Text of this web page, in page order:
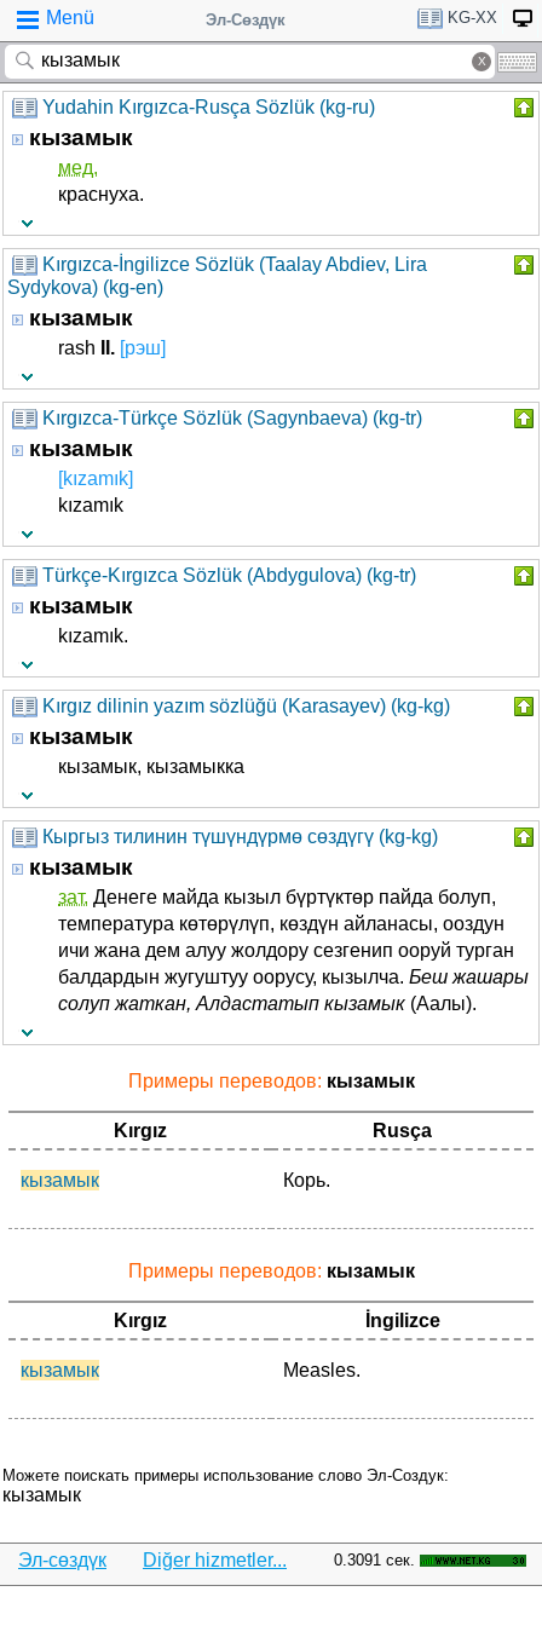
Menü Эл-Сөздүк KG-XX
Yudahin Kırgızca-Rusça Sözlük (kg-ru)
кызамык
мед.
краснуха.
Kırgızca-İngilizce Sözlük (Taalay Abdiev, Lira
Sydykova) (kg-en)
кызамык
rash II. [рэш]
Kırgızca-Türkçe Sözlük (Sagynbaeva) (kg-tr)
кызамык
[kızamık]
kızamık
Türkçe-Kırgızca Sözlük (Abdygulova) (kg-tr)
кызамык
kızamık.
Kırgız dilinin yazım sözlüğü (Karasayev) (kg-kg)
кызамык
кызамык, кызамыкка
Кыргыз тилинин түшүндүрмө сөздүгү (kg-kg)
кызамык
зат. Денеге майда кызыл бүртүктөр пайда болуп,
температура көтөрүлүп, көздүн айланасы, ооздун
ичи жана дем алуу жолдору сезгенип ооруй турган
балдардын жугуштуу оорусу, кызылча. Беш жашары
солуп жаткан, Алдастатып кызамык (Аалы).
Примеры переводов: кызамык
Kırgız Rusça
кызамык Корь.
Примеры переводов: кызамык
Kırgız İngilizce
кызамык Measles.
Можете поискать примеры использование слово Эл-Создук:
кызамык
Эл-сөздүк Diğer hizmetler... 0.3091 сек.